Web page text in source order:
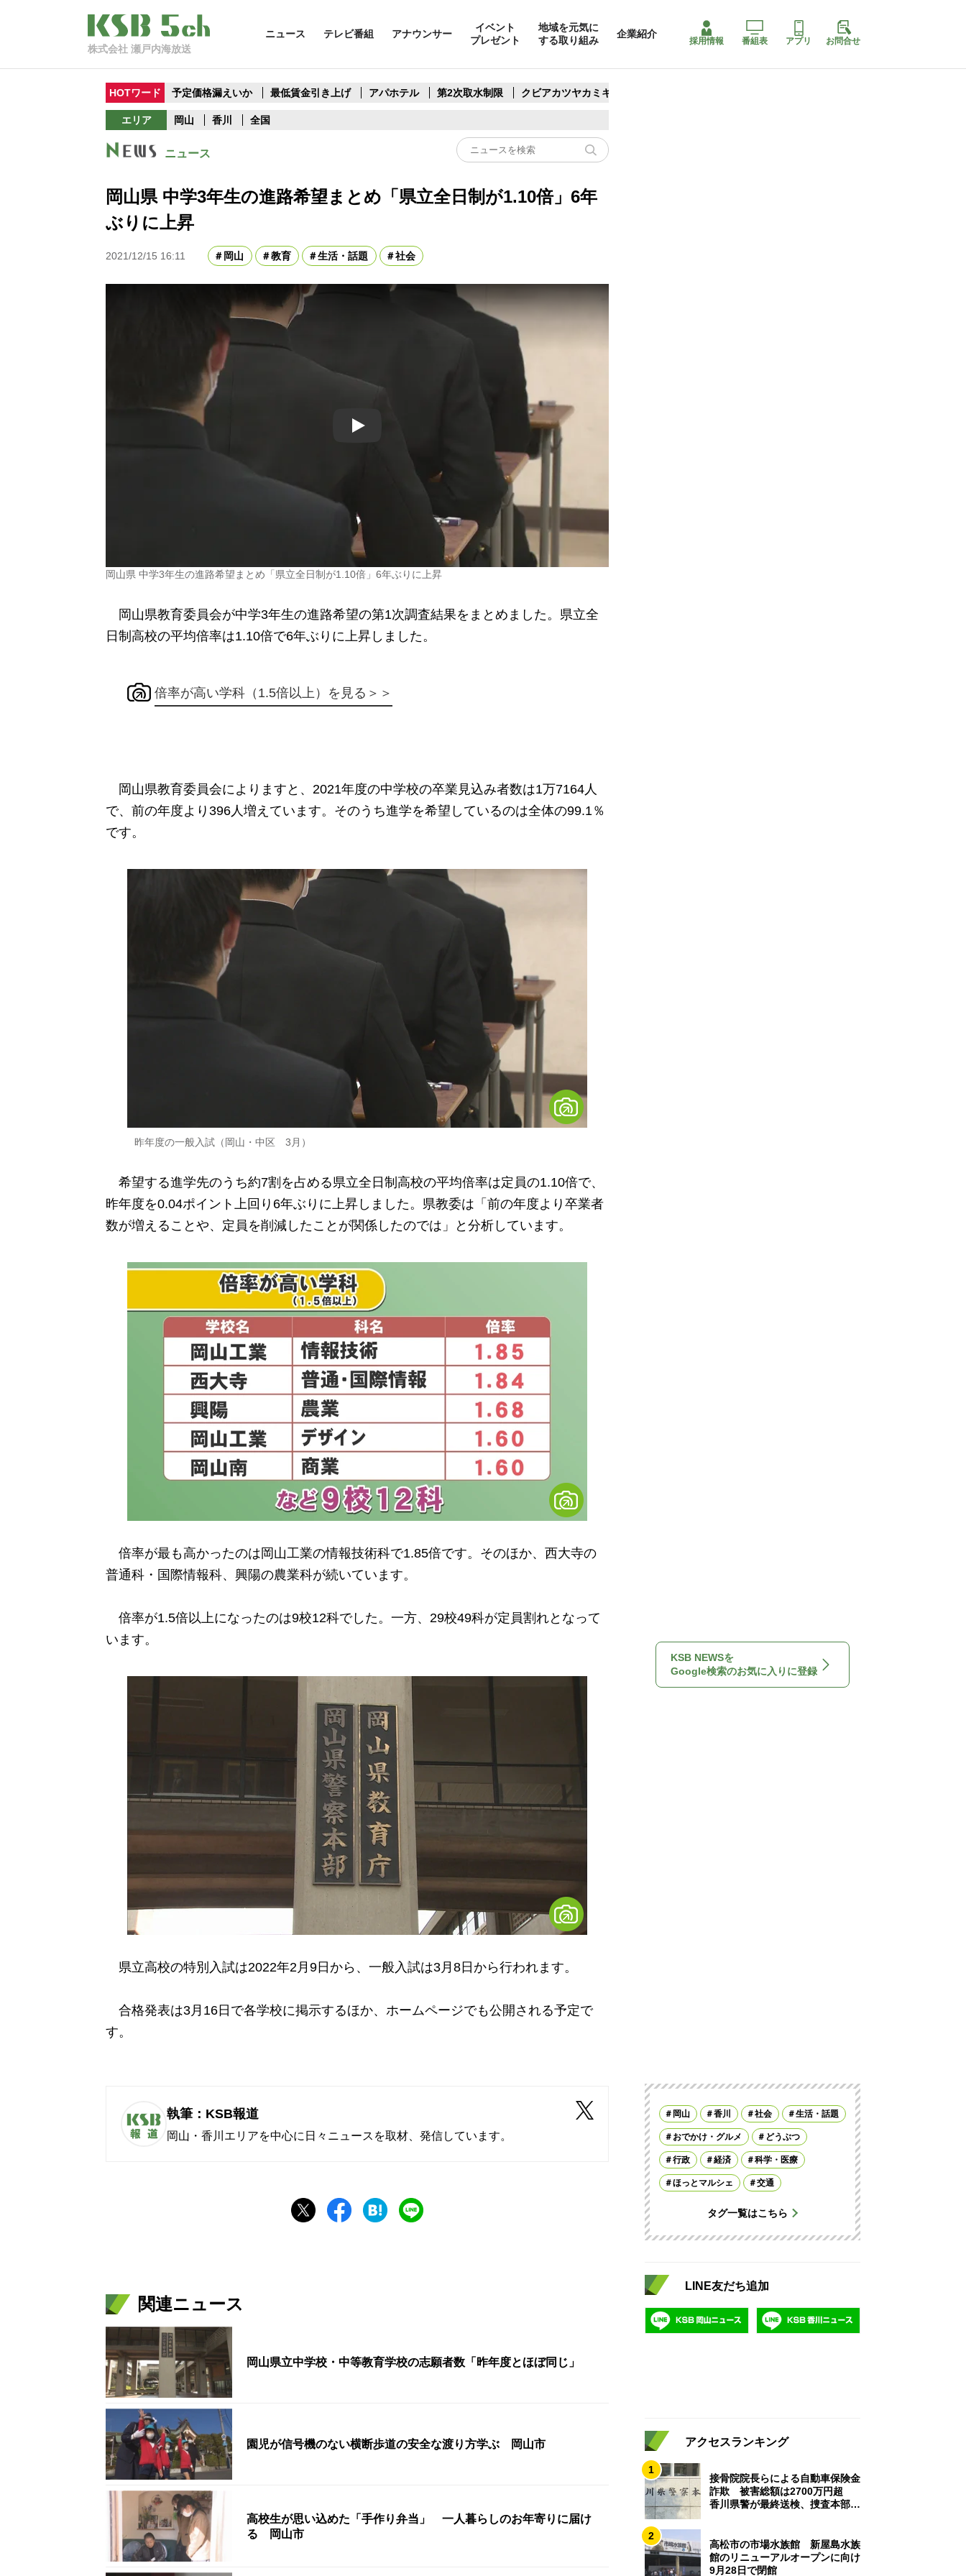
株式会社 瀬戸内海放送
ニュース テレビ番組 アナウンサー
イベント
プレゼント
地域を元気に
する取り組み
企業紹介
採用情報 番組表 アプリ お問合せ
HOTワード 予定価格漏えいか 最低賃金引き上げ アパホテル 第2次取水制限 クビアカツヤカミキリ
エリア 岡山 香川 全国
ニュース
岡山県 中学3年生の進路希望まとめ「県立全日制が1.10倍」6年
ぶりに上昇
2021/12/15 16:11 岡山 教育 生活・話題 社会
Play
岡山県 中学3年生の進路希望まとめ「県立全日制が1.10倍」6年ぶりに上昇
岡山県教育委員会が中学3年生の進路希望の第1次調査結果をまとめました。県立全
日制高校の平均倍率は1.10倍で6年ぶりに上昇しました。
倍率が高い学科（1.5倍以上）を見る＞＞
岡山県教育委員会によりますと、2021年度の中学校の卒業見込み者数は1万7164人
で、前の年度より396人増えています。そのうち進学を希望しているのは全体の99.1％
です。
昨年度の一般入試（岡山・中区 3月）
希望する進学先のうち約7割を占める県立全日制高校の平均倍率は定員の1.10倍で、
昨年度を0.04ポイント上回り6年ぶりに上昇しました。県教委は「前の年度より卒業者
数が増えることや、定員を削減したことが関係したのでは」と分析しています。
倍率が最も高かったのは岡山工業の情報技術科で1.85倍です。そのほか、西大寺の
普通科・国際情報科、興陽の農業科が続いています。
倍率が1.5倍以上になったのは9校12科でした。一方、29校49科が定員割れとなって
います。
県立高校の特別入試は2022年2月9日から、一般入試は3月8日から行われます。
合格発表は3月16日で各学校に掲示するほか、ホームページでも公開される予定で
す。
執筆：KSB報道
岡山・香川エリアを中心に日々ニュースを取材、発信しています。
関連ニュース
岡山県立中学校・中等教育学校の志願者数「昨年度とほぼ同じ」
園児が信号機のない横断歩道の安全な渡り方学ぶ 岡山市
高校生が思い込めた「手作り弁当」 一人暮らしのお年寄りに届け
る 岡山市
KSB NEWSを
Google検索のお気に入りに登録
岡山 香川 社会 生活・話題
おでかけ・グルメ どうぶつ
行政 経済 科学・医療
ほっとマルシェ 交通
タグ一覧はこちら
LINE友だち追加
アクセスランキング
1
接骨院院長らによる自動車保険金
詐欺 被害総額は2700万円超
香川県警が最終送検、捜査本部解
2
高松市の市場水族館 新屋島水族
館のリニューアルオープンに向け
9月28日で閉館